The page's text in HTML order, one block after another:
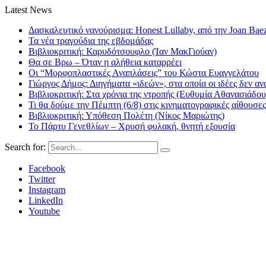
Latest News
Δασκαλευτικό νανούρισμα: Honest Lullaby, από την Joan
Τα νέα τραγούδια της εβδομάδας
Βιβλιοκριτική: Καρυδότσουφλο (Ίαν ΜακΓιούαν)
Θα σε Βρω – Όταν η αλήθεια καταρρέει
Οι “Μορφοπλαστικές Αναπλάσεις” του Κώστα Ευαγγελάτου
Γιώργος Δήμος: Διηγήματα «ιδεών», στα οποία οι ιδέες δεν
Βιβλιοκριτική: Στα χρόνια της ντροπής (Ευθυμία
Τι θα δούμε την Πέμπτη (6/8) στις κινηματογραφικές αίθουσες
Βιβλιοκριτική: Υπόθεση Πολέτη (Νίκος Μαριώτης)
Το Πάρτυ Γενεθλίων – Χρυσή φυλακή, θνητή εξουσία
Search for:
Facebook
Twitter
Instagram
LinkedIn
Youtube